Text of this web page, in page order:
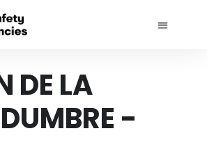
DE LA
-